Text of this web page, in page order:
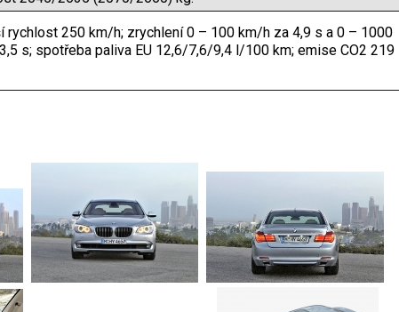
rychlost 250 km/h; zrychlení 0 – 100 km/h za 4,9 s a 0 – 1000
s; spotřeba paliva EU 12,6/7,6/9,4 l/100 km; emise CO2 219